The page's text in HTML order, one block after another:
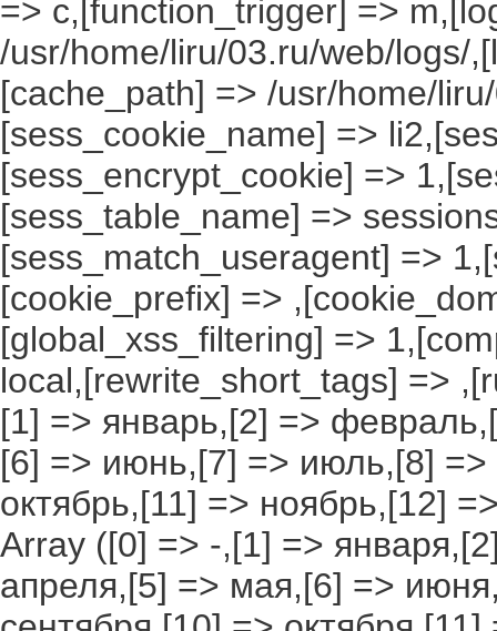
=> c,[function_trigger] =>
/usr/home/liru/03.ru/web/logs/
[cache_path] => /usr/home/
[sess_cookie_name] =>
[sess_encrypt_cookie] =>
[sess_table_name] =>
[sess_match_useragent] =>
[cookie_prefix] =>
[global_xss_filtering] =>
local,[rewrite_short_tags] =>
[1] => январь,[2] =>
[6] => июнь,[7] => июль,[8] =>
октябрь,[11] => ноябрь,[12]
Array ([0] => -,[1] =>
апреля,[5] => мая,[6] =>